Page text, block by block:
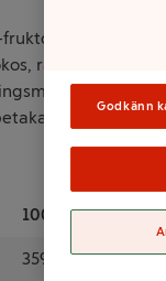
raps),
100 Gram
359 kcal
Godkänn